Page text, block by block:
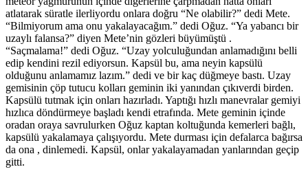
atlatarak süratle ilerliyordu onlara doğru “Ne olabilir?” dedi Mete.
“Bilmiyorum ama onu yakalayacağım.” dedi Oğuz. “Ya yabancı bir
uzaylı falansa?” diyen Mete’nin gözleri büyümüştü .
“Saçmalama!” dedi Oğuz. “Uzay yolculuğundan anlamadığını belli
edip kendini rezil ediyorsun. Kapsül bu, ama neyin kapsülü
olduğunu anlamamız lazım.” dedi ve bir kaç düğmeye bastı. Uzay
gemisinin çöp tutucu kolları geminin iki yanından çıkıverdi birden.
Kapsülü tutmak için onları hazırladı. Yaptığı hızlı manevralar gemiyi
hızlıca döndürmeye başladı kendi etrafında. Mete geminin içinde
oradan oraya savrulurken Oğuz kaptan koltuğunda kemerleri bağlı,
kapsülü yakalamaya çalışıyordu. Mete durması için defalarca bağırsa
da ona , dinlemedi. Kapsül, onlar yakalayamadan yanlarından geçip
gitti.